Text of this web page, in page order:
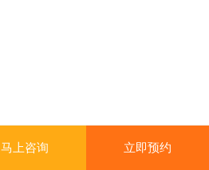
马上咨询 立即预约